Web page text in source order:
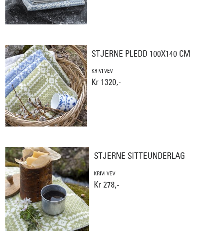
STJERNE PLEDD 100X140 CM
KRIVI VEV
Kr 1320,-
STJERNE SITTEUNDERLAG
KRIVI VEV
Kr 278,-